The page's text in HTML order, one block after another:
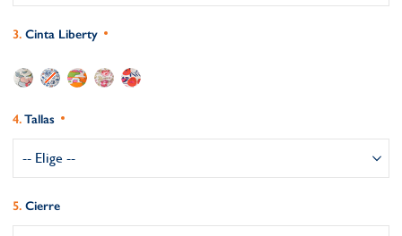
Cinta Liberty
Tallas
Cierre